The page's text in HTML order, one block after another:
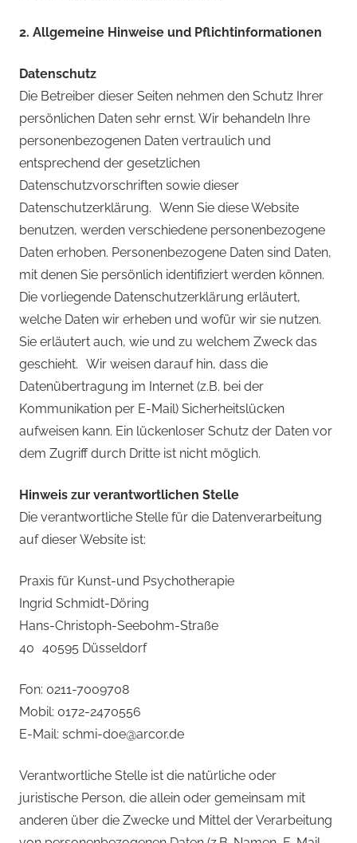
2. Allgemeine Hinweise und Pflichtinformationen
Datenschutz
Die Betreiber dieser Seiten nehmen den Schutz Ihrer
persönlichen Daten sehr ernst. Wir behandeln Ihre
personenbezogenen Daten vertraulich und
entsprechend der gesetzlichen
Datenschutzvorschriften sowie dieser
Datenschutzerklärung. Wenn Sie diese Website
benutzen, werden verschiedene personenbezogene
Daten erhoben. Personenbezogene Daten sind Daten,
mit denen Sie persönlich identifiziert werden können.
Die vorliegende Datenschutzerklärung erläutert,
welche Daten wir erheben und wofür wir sie nutzen.
Sie erläutert auch, wie und zu welchem Zweck das
geschieht. Wir weisen darauf hin, dass die
Datenübertragung im Internet (z.B. bei der
Kommunikation per E-Mail) Sicherheitslücken
aufweisen kann. Ein lückenloser Schutz der Daten vor
dem Zugriff durch Dritte ist nicht möglich.
Hinweis zur verantwortlichen Stelle
Die verantwortliche Stelle für die Datenverarbeitung
auf dieser Website ist:
Praxis für Kunst-und Psychotherapie
Ingrid Schmidt-Döring
Hans-Christoph-Seebohm-Straße
40 40595 Düsseldorf
Fon: 0211-7009708
Mobil: 0172-2470556
E-Mail: schmi-doe@arcor.de
Verantwortliche Stelle ist die natürliche oder
juristische Person, die allein oder gemeinsam mit
anderen über die Zwecke und Mittel der Verarbeitung